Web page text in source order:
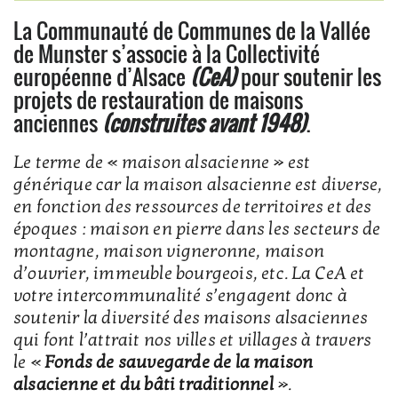
La Communauté de Communes de la Vallée
de Munster s’associe à la Collectivité
européenne d’Alsace (CeA)pour soutenir les
projets de restauration de maisons
anciennes (construites avant 1948).
Le terme de « maison alsacienne » est
générique car la maison alsacienne est diverse,
en fonction des ressources de territoires et des
époques : maison en pierre dans les secteurs de
montagne, maison vigneronne, maison
d’ouvrier, immeuble bourgeois, etc. La CeA et
votre intercommunalité s’engagent donc à
soutenir la diversité des maisons alsaciennes
qui font l’attrait nos villes et villages à travers
le «Fonds de sauvegarde de la maison
alsacienne et du bâti traditionnel».